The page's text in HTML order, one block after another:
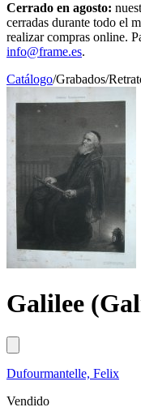
Cerrado en agosto:
cerradas durante todo el
realizar compras online.
info@frame.es.
Catálogo/Grabados/
Galilee
Dufourmantelle, Felix
Vendido